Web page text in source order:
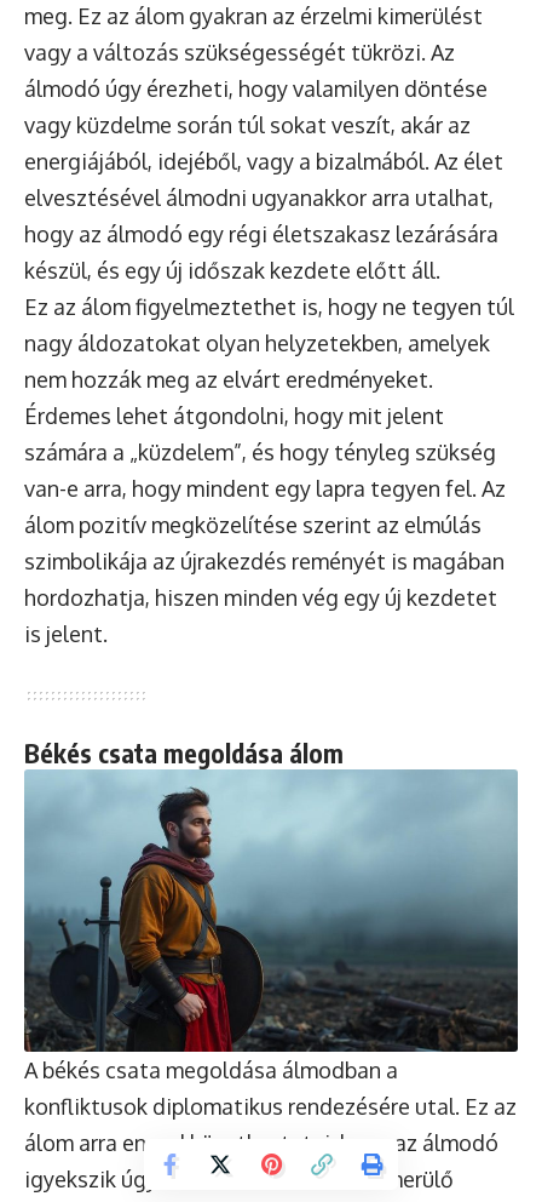
meg. Ez az álom gyakran az érzelmi kimerülést
vagy a változás szükségességét tükrözi. Az
álmodó úgy érezheti, hogy valamilyen döntése
vagy küzdelme során túl sokat veszít, akár az
energiájából, idejéből, vagy a bizalmából. Az élet
elvesztésével álmodni ugyanakkor arra utalhat,
hogy az álmodó egy régi életszakasz lezárására
készül, és egy új időszak kezdete előtt áll.
Ez az álom figyelmeztethet is, hogy ne tegyen túl
nagy áldozatokat olyan helyzetekben, amelyek
nem hozzák meg az elvárt eredményeket.
Érdemes lehet átgondolni, hogy mit jelent
számára a „küzdelem”, és hogy tényleg szükség
van-e arra, hogy mindent egy lapra tegyen fel. Az
álom pozitív megközelítése szerint az elmúlás
szimbolikája az újrakezdés reményét is magában
hordozhatja, hiszen minden vég egy új kezdetet
is jelent.
Békés csata megoldása álom
A békés csata megoldása álmodban a
konfliktusok diplomatikus rendezésére utal. Ez az
álom arra enged következtetni, hogy az álmodó
igyekszik úgy kezelni az életében felmerülő